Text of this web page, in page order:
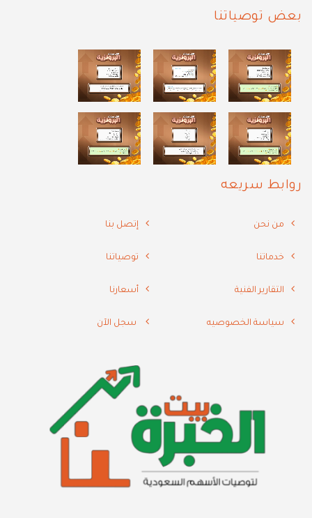
بعض توصياتنا
روابط سريعه
من نحن إتصل بنا
خدماتنا توصياتنا
التقارير الفنية أسعارنا
سياسة الخصوصيه سجل الآن